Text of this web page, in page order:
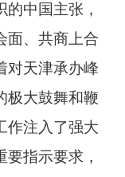
中国主张，
面、共商上合
对天津承办峰
极大鼓舞和鞭
作注入了强大
指示要求，